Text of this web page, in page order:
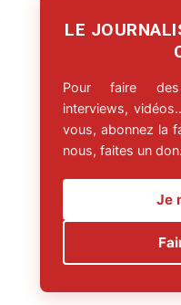
LE
Pour faire des
interviews,
vous, abonnez la
nous, faites un don.
Je